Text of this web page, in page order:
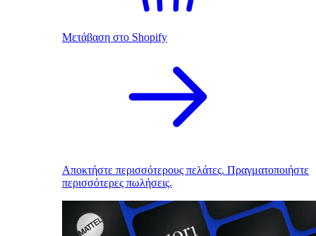
Μετάβαση στο Shopify
Αποκτήστε περισσότερους πελάτες. Πραγματοποιήστε
περισσότερες πωλήσεις.